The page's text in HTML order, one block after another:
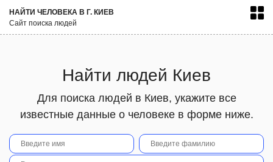
НАЙТИ ЧЕЛОВЕКА В Г. КИЕВ
Сайт поиска людей
Найти людей Киев
Для поиска людей в Киев, укажите все
известные данные о человеке в форме ниже.